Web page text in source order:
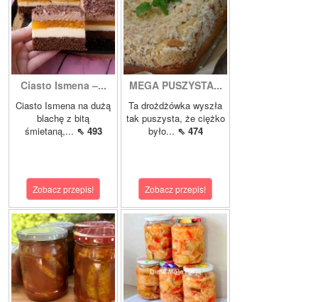
Ciasto Ismena –...
Ciasto Ismena na dużą
blachę z bitą
śmietaną,... ⇖ 493
Zobacz przepis!
MEGA PUSZYSTA...
Ta drożdżówka wyszła
tak puszysta, że ciężko
było... ⇖ 474
Zobacz przepis!